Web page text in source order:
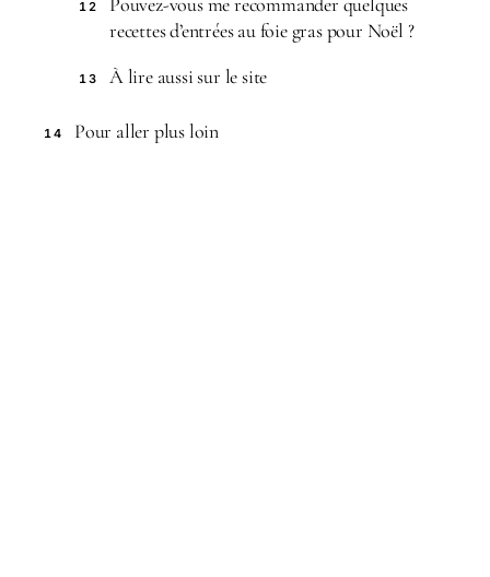
12
recettes d’entrées au foie gras pour Noël ?
13 À lire aussi sur le site
14 Pour aller plus loin